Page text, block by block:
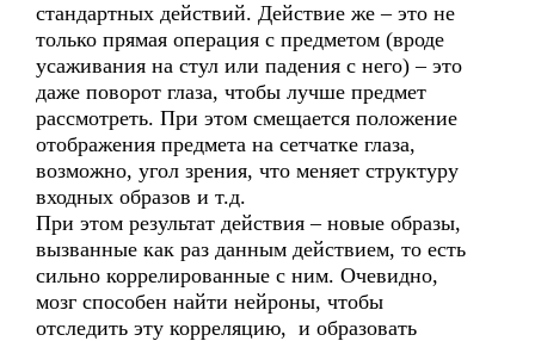
стандартных действий. Действие же – это не
только прямая операция с предметом (вроде
усаживания на стул или падения с него) – это
даже поворот глаза, чтобы лучше предмет
рассмотреть. При этом смещается положение
отображения предмета на сетчатке глаза,
возможно, угол зрения, что меняет структуру
входных образов и т.д.
При этом результат действия – новые образы,
вызванные как раз данным действием, то есть
сильно коррелированные с ним. Очевидно,
мозг способен найти нейроны, чтобы
отследить эту корреляцию, и образовать